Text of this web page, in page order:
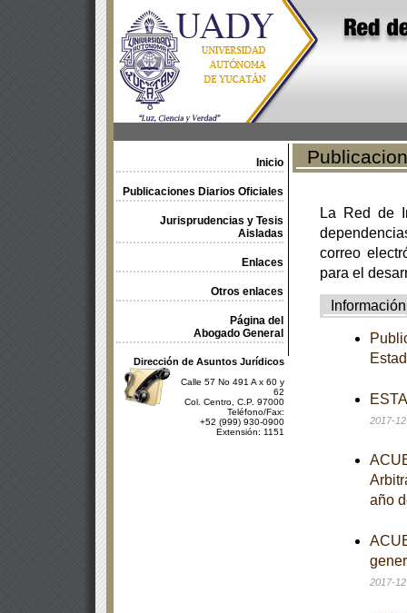
Inicio
Publicaciones Diarios Oficiales
Jurisprudencias y Tesis
Aisladas
Enlaces
Otros enlaces
Página del
Abogado General
Dirección de Asuntos Jurídicos
Calle 57 No 491 A x 60 y
62
Col. Centro, C.P. 97000
Teléfono/Fax:
+52 (999) 930-0900
Extensión: 1151
La Red de
correo
para el
Información
2017-
año
2017-